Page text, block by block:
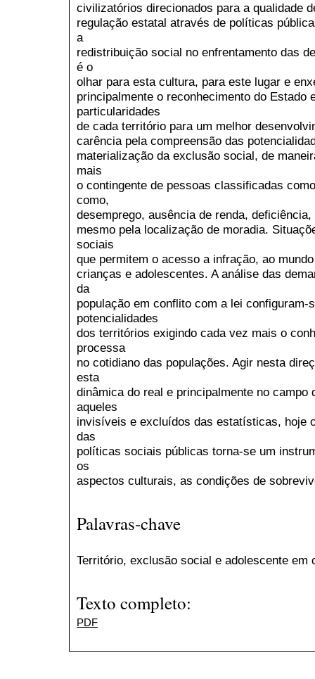
civilizatórios direcionados para a qualidade
regulação estatal através de políticas
a
redistribuição social no enfrentamento das
é o
olhar para esta cultura, para este lugar e
principalmente o reconhecimento do Estado
particularidades
de cada território para um melhor
carência pela compreensão das
materialização da exclusão social, de
mais
o contingente de pessoas classificadas
como,
desemprego, ausência de renda,
mesmo pela localização de moradia.
sociais
que permitem o acesso a infração, ao
crianças e adolescentes. A análise das
da
população em conflito com a lei configuram-
potencialidades
dos territórios exigindo cada vez mais o
processa
no cotidiano das populações. Agir nesta
esta
dinâmica do real e principalmente no
aqueles
invisíveis e excluídos das estatísticas, hoje
das
políticas sociais públicas torna-se um
os
aspectos culturais, as condições de
Palavras-chave
Território, exclusão social e adolescente em
Texto completo:
PDF